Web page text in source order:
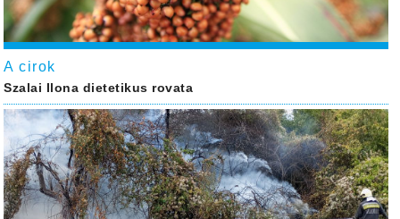
A cirok
Szalai Ilona dietetikus rovata